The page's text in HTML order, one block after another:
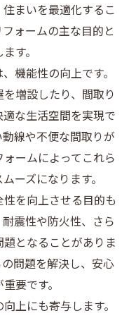
まいを最適化するこ
ォームの主な目的と
す。
機能性の向上です。
増設したり、間取り
な生活空間を実現で
線や不便な間取りが
ームによってこれら
ーズになります。
を向上させる目的も
震性や防火性、さら
となることがありま
問題を解決し、安心
要です。
上にも寄与します。